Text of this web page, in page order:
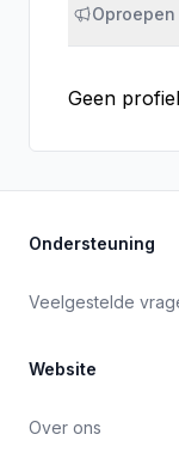
Oproepen
Geen
Ondersteuning
Veelgestelde
Website
Over ons